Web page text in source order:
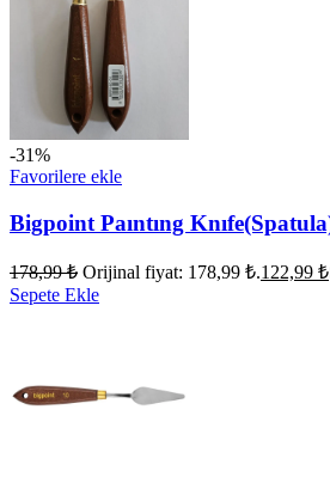
-31%
Favorilere ekle
Bigpoint Paıntıng
178,99₺ Orijinal fiyat: 178,99 ₺.122,99 ₺
Sepete Ekle